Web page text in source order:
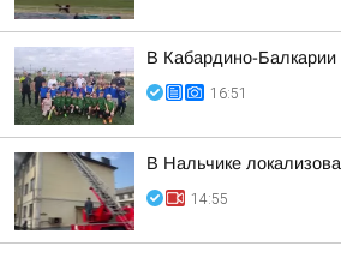
В Кабардино-Балкарии
16:51
В Нальчике
14:55